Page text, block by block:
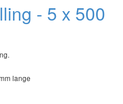
- 5 x 500
lange